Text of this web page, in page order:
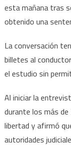
esta mañana tras
obtenido una
La conversación
billetes al
el estudio sin
Al iniciar la
durante los más de
libertad y afirmó
autoridades